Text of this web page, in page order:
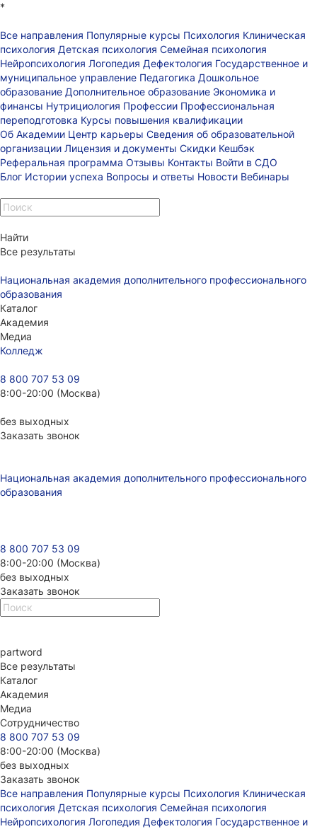
*
Все направления Популярные курсы Психология Клиническая
психология Детская психология Семейная психология
Нейропсихология Логопедия Дефектология Государственное и
муниципальное управление Педагогика Дошкольное
образование Дополнительное образование Экономика и
финансы Нутрициология Профессии Профессиональная
переподготовка Курсы повышения квалификации
Об Академии Центр карьеры Сведения об образовательной
организации Лицензия и документы Скидки Кешбэк
Реферальная программа Отзывы Контакты Войти в СДО
Блог Истории успеха Вопросы и ответы Новости Вебинары
Найти
Все результаты
Национальная академия дополнительного профессионального
образования
Каталог
Академия
Медиа
Колледж
8 800 707 53 09
8:00-20:00 (Москва)
без выходных
Заказать звонок
Национальная академия дополнительного профессионального
образования
8 800 707 53 09
8:00-20:00 (Москва)
без выходных
Заказать звонок
partword
Все результаты
Каталог
Академия
Медиа
Сотрудничество
8 800 707 53 09
8:00-20:00 (Москва)
без выходных
Заказать звонок
Все направления Популярные курсы Психология Клиническая
психология Детская психология Семейная психология
Нейропсихология Логопедия Дефектология Государственное и